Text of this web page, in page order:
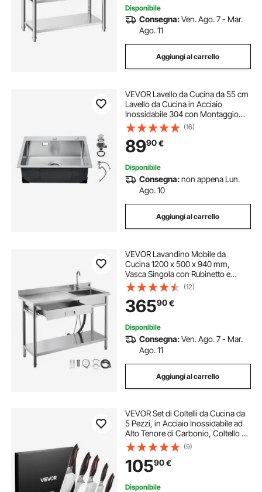
Disponibile
Consegna:Ven. Ago. 7 - Mar.
Ago. 11
Aggiungi al carrello
VEVOR Lavello da Cucina da 55 cm
Lavello da Cucina in Acciaio
Inossidabile 304 con Montaggio
dall'Alto, Vasca Singola da Incasso
in Stile Fattoria con Accessori,
Lavello Domestico per Lavanderia,
Bar
(16)
8990€
Disponibile
Consegna:non appena Lun.
Ago. 10
Aggiungi al carrello
VEVOR Lavandino Mobile da
Cucina 1200 x 500 x 940 mm,
Vasca Singola con Rubinetto e
Cassetto, Lavello da Cucina per
Garage, Ristorante, Lavanderia,
Lavabo da Esterno con Piano di
Lavoro Sinistra
(12)
36590€
Disponibile
Consegna:Ven. Ago. 7 - Mar.
Ago. 11
Aggiungi al carrello
VEVOR Set di Coltelli da Cucina da
5 Pezzi, in Acciaio Inossidabile ad
Alto Tenore di Carbonio, Coltello da
Cucina con Impugnatura
Ergonomica e Resistente alla
Rottura per un Taglio Preciso
(9)
10590€
Disponibile